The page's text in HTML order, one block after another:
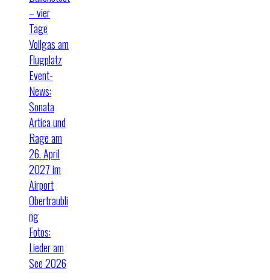
– vier
Tage
Vollgas am
Flugplatz
Event-
News:
Sonata
Artica und
Rage am
26. April
2027 im
Airport
Obertraubli
ng
Fotos:
Lieder am
See 2026